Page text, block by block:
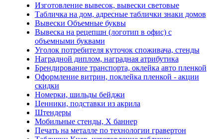
Изготовление вывесок, вывески световые
Табличка на дом, адресные таблички знаки домов
Вывески Объемные буквы
Вывеска на рецепшн (логотип в офис) с
объемными буквами
Уголок потребителя куточок споживача, стенды
Наградной диплом, наградная атрибутика
Брендирование транспорта, оклейка авто пленкой
Оформление витрин, поклейка пленкой - акции
скидки
Номерки, шильды бейджи
Ценники, подставки из акрила
Штендеры
Мобильные стенды, Х баннер
Печать на металле по технологии гравертон